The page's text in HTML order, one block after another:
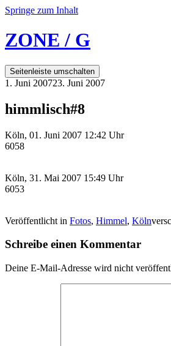
Springe zum Inhalt
ZONE / G
Seitenleiste umschalten
1. Juni 200723. Juni 2007
himmlisch#8
Köln, 01. Juni 2007 12:42 Uhr
6058
Köln, 31. Mai 2007 15:49 Uhr
6053
Veröffentlicht in Fotos, Himmel, Köln
Schreibe einen Kommentar
Deine E-Mail-Adresse wird nicht